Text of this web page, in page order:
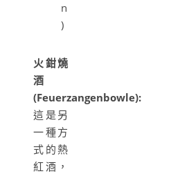
n
)
火鉗燒
酒
(Feuerzangenbowle):
這是另
一種方
式的熱
紅酒，